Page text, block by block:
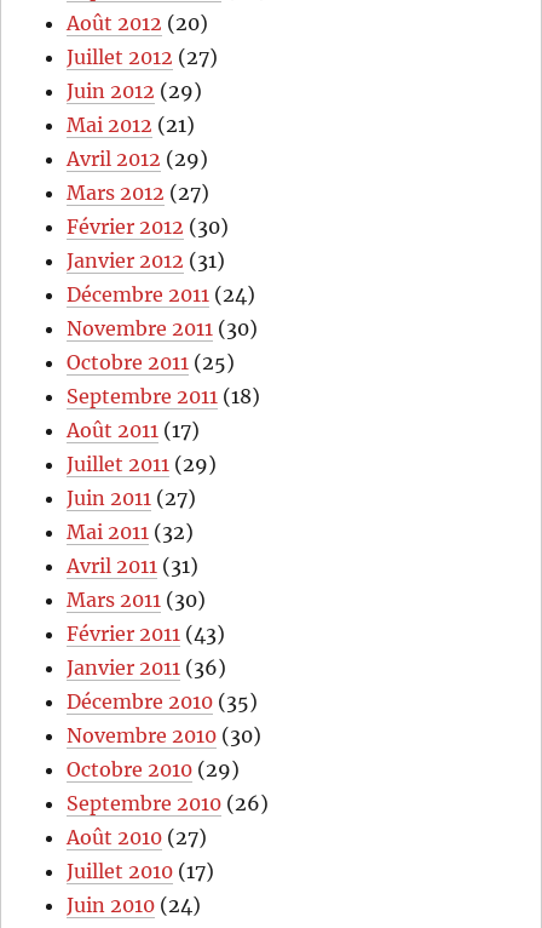
Août 2012 (20)
Juillet 2012 (27)
Juin 2012 (29)
Mai 2012 (21)
Avril 2012 (29)
Mars 2012 (27)
Février 2012 (30)
Janvier 2012 (31)
Décembre 2011 (24)
Novembre 2011 (30)
Octobre 2011 (25)
Septembre 2011 (18)
Août 2011 (17)
Juillet 2011 (29)
Juin 2011 (27)
Mai 2011 (32)
Avril 2011 (31)
Mars 2011 (30)
Février 2011 (43)
Janvier 2011 (36)
Décembre 2010 (35)
Novembre 2010 (30)
Octobre 2010 (29)
Septembre 2010 (26)
Août 2010 (27)
Juillet 2010 (17)
Juin 2010 (24)